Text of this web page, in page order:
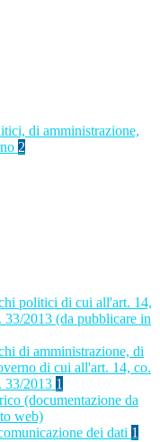
di amministrazione,
2
politici di cui all'art. 14,
33/2013 (da pubblicare in
di amministrazione, di
di cui all'art. 14, co.
33/2013 1
(documentazione da
web)
dei dati 1